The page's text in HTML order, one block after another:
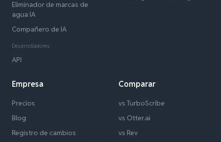
Eliminador de marcas de
agua IA
Compañero de IA
Desarrolladores
API
Empresa
Precios
Blog
Registro de cambios
Comparar
vs TurboScribe
vs Otter.ai
vs Rev